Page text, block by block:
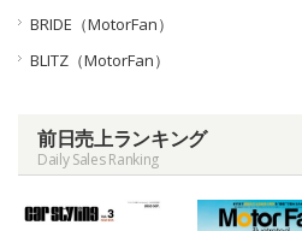
BRIDE（MotorFan）
BLITZ（MotorFan）
前日売上ランキング
Daily Sales Ranking